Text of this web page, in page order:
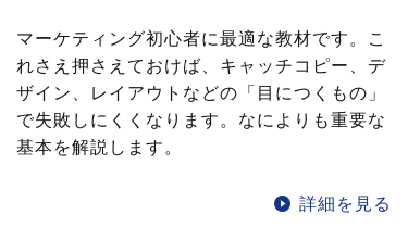
マーケティング初心者に最適な教材です。こ
れさえ押さえておけば、キャッチコピー、デ
ザイン、レイアウトなどの「目につくもの」
で失敗しにくくなります。なによりも重要な
基本を解説します。
詳細を見る